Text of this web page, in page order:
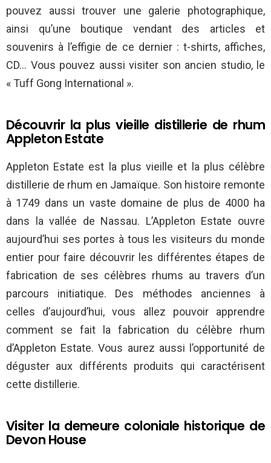
pouvez aussi trouver une galerie photographique,
ainsi qu’une boutique vendant des articles et
souvenirs à l’effigie de ce dernier : t-shirts, affiches,
CD… Vous pouvez aussi visiter son ancien studio, le
« Tuff Gong International ».
Découvrir la plus vieille distillerie de rhum
Appleton Estate
Appleton Estate est la plus vieille et la plus célèbre
distillerie de rhum en Jamaïque. Son histoire remonte
à 1749 dans un vaste domaine de plus de 4000 ha
dans la vallée de Nassau. L’Appleton Estate ouvre
aujourd’hui ses portes à tous les visiteurs du monde
entier pour faire découvrir les différentes étapes de
fabrication de ses célèbres rhums au travers d’un
parcours initiatique. Des méthodes anciennes à
celles d’aujourd’hui, vous allez pouvoir apprendre
comment se fait la fabrication du célèbre rhum
d’Appleton Estate. Vous aurez aussi l’opportunité de
déguster aux différents produits qui caractérisent
cette distillerie.
Visiter la demeure coloniale historique de
Devon House